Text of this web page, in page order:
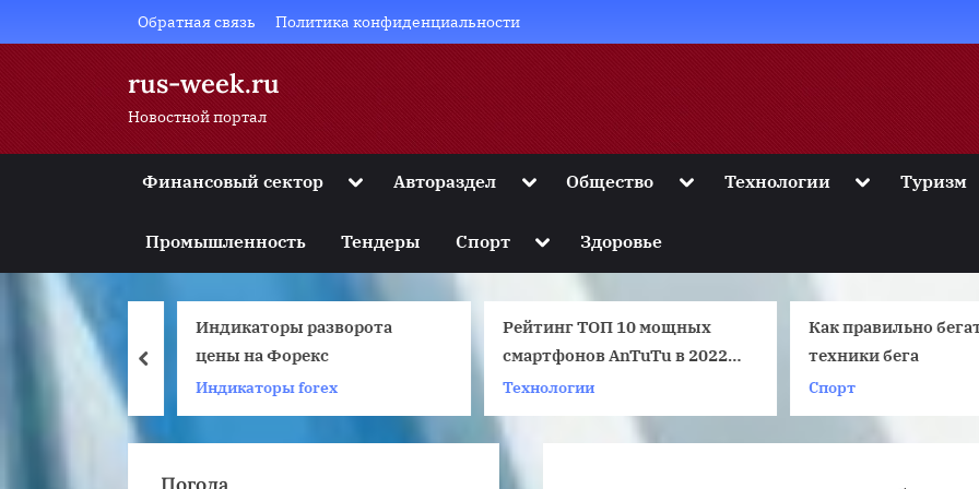
to
Обратная связь Политика конфиденциальности
rus-week.ru
Новостной портал
Финансовый сектор Toggle
menu
Toggle
menu
sub-
Автораздел ToggleОбщество ToggleТехнологии ToggleТуризм
Промышленность Тендеры Спорт Toggle
menu
Здоровье
их совсем
Индикаторы разворота
цены на Форекс
Индикаторы forex
Рейтинг ТОП 10 мощных
смартфонов AnTuTu в 2022
году
Технологии
Как правильно бегать:
техники бега
Спорт
prev